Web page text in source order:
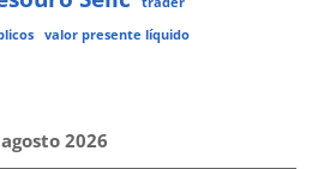
valor presente líquido
agosto 2026